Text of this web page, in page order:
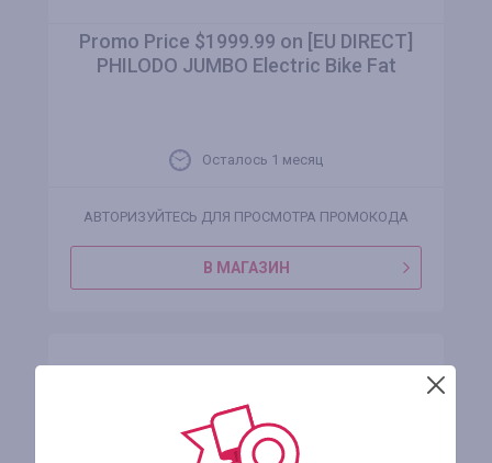
Promo Price $1999.99 on [EU DIRECT]
PHILODO JUMBO Electric Bike Fat
Осталось 1 месяц
АВТОРИЗУЙТЕСЬ ДЛЯ ПРОСМОТРА ПРОМОКОДА
В МАГАЗИН